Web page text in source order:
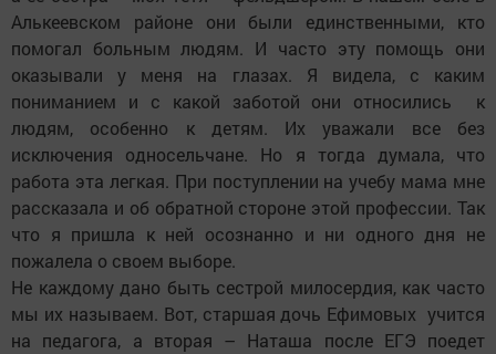
Алькеевском районе они были единственными, кто
помогал больным людям. И часто эту помощь они
оказывали у меня на глазах. Я видела, с каким
пониманием и с какой заботой они относились к
людям, особенно к детям. Их уважали все без
исключения односельчане. Но я тогда думала, что
работа эта легкая. При поступлении на учебу мама мне
рассказала и об обратной стороне этой профессии. Так
что я пришла к ней осознанно и ни одного дня не
пожалела о своем выборе.
Не каждому дано быть сестрой милосердия, как часто
мы их называем. Вот, старшая дочь Ефимовых учится
на педагога, а вторая – Наташа после ЕГЭ поедет